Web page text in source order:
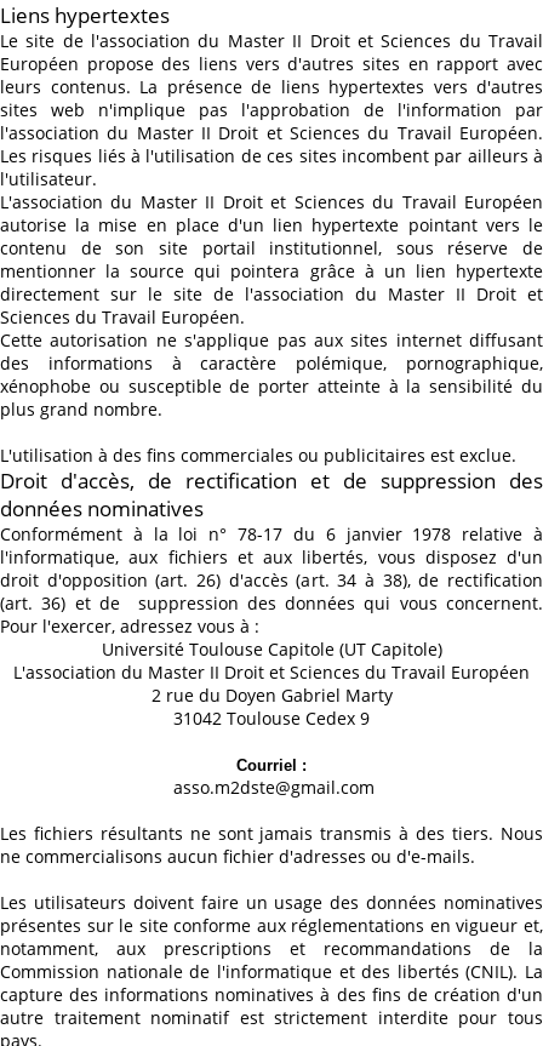
Liens hypertextes
Le site de l'association du Master II Droit et Sciences du Travail
Européen propose des liens vers d'autres sites en rapport avec
leurs contenus. La présence de liens hypertextes vers d'autres
sites web n'implique pas l'approbation de l'information par
l'association du Master II Droit et Sciences du Travail Européen.
Les risques liés à l'utilisation de ces sites incombent par ailleurs à
l'utilisateur.
L'association du Master II Droit et Sciences du Travail Européen
autorise la mise en place d'un lien hypertexte pointant vers le
contenu de son site portail institutionnel, sous réserve de
mentionner la source qui pointera grâce à un lien hypertexte
directement sur le site de l'association du Master II Droit et
Sciences du Travail Européen.
Cette autorisation ne s'applique pas aux sites internet diffusant
des informations à caractère polémique, pornographique,
xénophobe ou susceptible de porter atteinte à la sensibilité du
plus grand nombre.
L'utilisation à des fins commerciales ou publicitaires est exclue.
Droit d'accès, de rectification et de suppression des
données nominatives
Conformément à la loi n° 78-17 du 6 janvier 1978 relative à
l'informatique, aux fichiers et aux libertés, vous disposez d'un
droit d'opposition (art. 26) d'accès (art. 34 à 38), de rectification
(art. 36) et de suppression des données qui vous concernent.
Pour l'exercer, adressez vous à :
Université Toulouse Capitole (UT Capitole)
L'association du Master II Droit et Sciences du Travail Européen
2 rue du Doyen Gabriel Marty
31042 Toulouse Cedex 9
Courriel :
asso.m2dste@gmail.com
Les fichiers résultants ne sont jamais transmis à des tiers. Nous
ne commercialisons aucun fichier d'adresses ou d'e-mails.
Les utilisateurs doivent faire un usage des données nominatives
présentes sur le site conforme aux réglementations en vigueur et,
notamment, aux prescriptions et recommandations de la
Commission nationale de l'informatique et des libertés (CNIL). La
capture des informations nominatives à des fins de création d'un
autre traitement nominatif est strictement interdite pour tous
pays.